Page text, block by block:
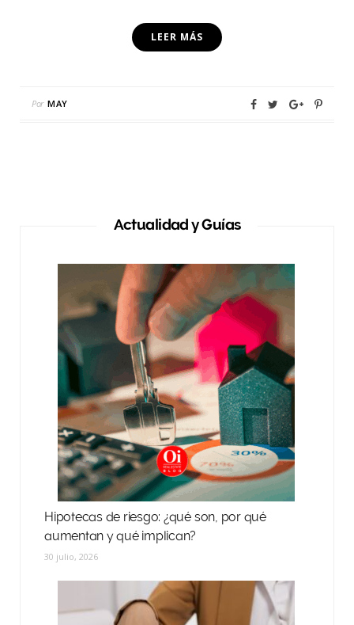
LEER MÁS
Por MAY
Actualidad y Guías
Hipotecas de riesgo: ¿qué son, por qué
aumentan y qué implican?
30 julio, 2026